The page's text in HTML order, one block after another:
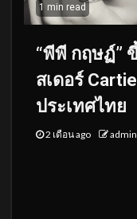
1 min read
“พีพี กฤษฏ์”
สเดอร์
ประเทศไทย
2 เดือน ago admin